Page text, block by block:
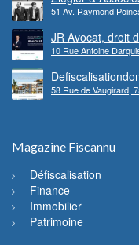
cryptomonnaie et
51 Av. Raymond
JR Avocat, droit
10 Rue Antoine
mer
58 Rue de Vaugirard,
Magazine Fiscannu
Défiscalisation
Finance
Immobilier
Patrimoine